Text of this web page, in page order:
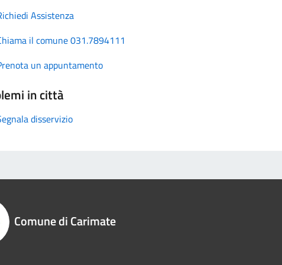
Assistenza
il comune 031.7894111
un appuntamento
in città
disservizio
Comune di Carimate